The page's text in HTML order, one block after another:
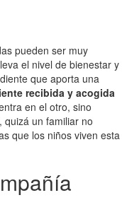
pueden ser muy
el nivel de bienestar y
que aporta una
recibida y acogida
en el otro, sino
quizá un familiar no
que los niños viven esta